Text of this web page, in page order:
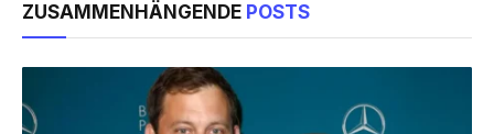
ZUSAMMENHÄNGENDE POSTS